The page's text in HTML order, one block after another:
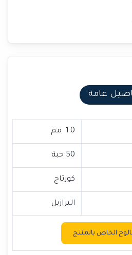
عامة
1.0 مم
50 حبة
كورتاج
البرازيل
الخاص بالمنتج